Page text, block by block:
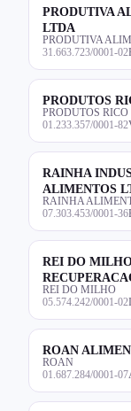
PRODUTIVA
LTDA
PRODUTIVA
31.663.723/0001-02
PRODUTOS
PRODUTOS RICO
01.233.357/0001-82
RAINHA
ALIMENTOS
RAINHA
07.303.453/0001-36
REI DO
REI DO MILHO
05.574.242/0001-02
ROAN
ROAN
01.687.284/0001-07